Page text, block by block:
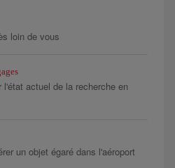
loin de vous
actuel de la recherche en
un objet égaré dans l'aéroport